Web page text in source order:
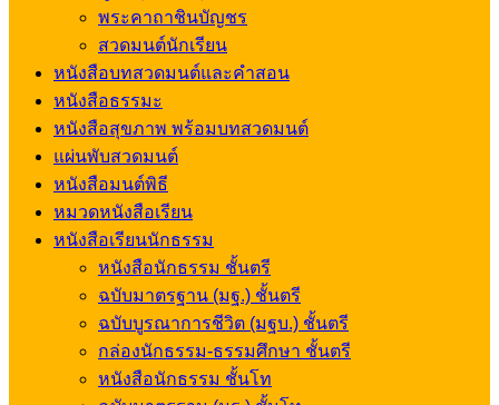
พระคาถาชินบัญชร
สวดมนต์นักเรียน
หนังสือบทสวดมนต์และคำสอน
หนังสือธรรมะ
หนังสือสุขภาพ พร้อมบทสวดมนต์
แผ่นพับสวดมนต์
หนังสือมนต์พิธี
หมวดหนังสือเรียน
หนังสือเรียนนักธรรม
หนังสือนักธรรม ชั้นตรี
ฉบับมาตรฐาน (มฐ.) ชั้นตรี
ฉบับบูรณาการชีวิต (มฐบ.) ชั้นตรี
กล่องนักธรรม-ธรรมศึกษา ชั้นตรี
หนังสือนักธรรม ชั้นโท